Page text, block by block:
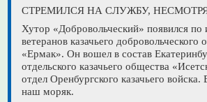
СТРЕМИЛСЯ НА СЛУЖБУ,
Хутор «Добровольческий» появился по
ветеранов казачьего
«Ермак». Он вошел в состав
отдельского казачьего общества
отдел Оренбургского казачьего
наш моряк.